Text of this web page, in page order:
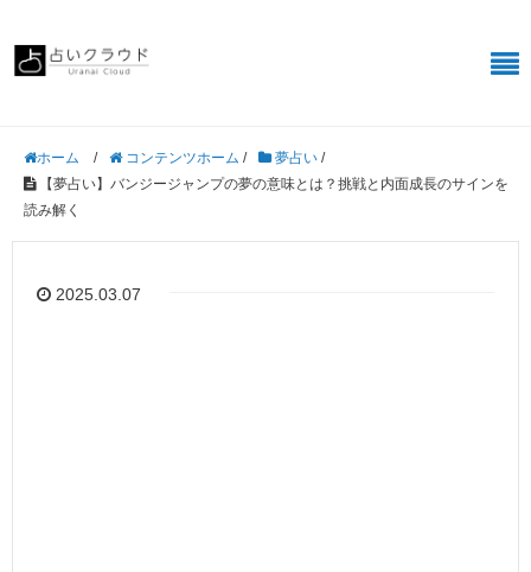
ホーム / コンテンツホーム / 夢占い /
【夢占い】バンジージャンプの夢の意味とは？挑戦と内面成長のサインを
読み解く
2025.03.07